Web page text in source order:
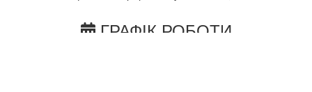
ГРАФІК РОБОТИ